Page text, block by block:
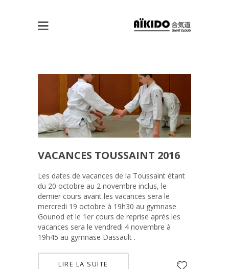
VACANCES TOUSSAINT 2016
Les dates de vacances de la Toussaint étant
du 20 octobre au 2 novembre inclus, le
dernier cours avant les vacances sera le
mercredi 19 octobre à 19h30 au gymnase
Gounod et le 1er cours de reprise après les
vacances sera le vendredi 4 novembre à
19h45 au gymnase Dassault .
LIRE LA SUITE